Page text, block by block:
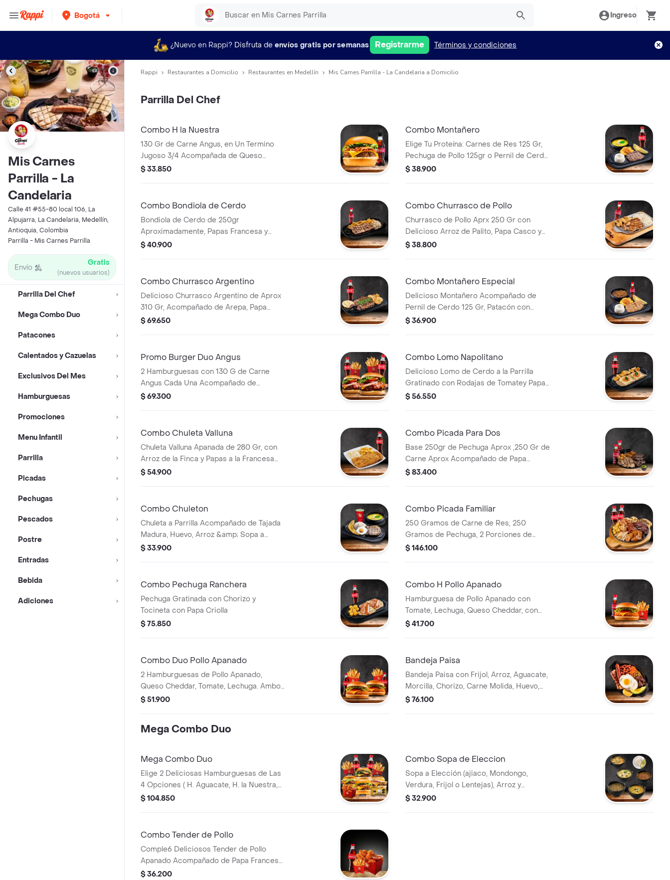
Bogotá Ingreso
¿Nuevo en Rappi? Disfruta de envíos gratis por semanas Registrarme Términos y condiciones
Mis Carnes
Parrilla - La
Candelaria
Calle 41 #55-80 local 106, La
Alpujarra, La Candelaria, Medellín,
Antioquia, Colombia
Parrilla - Mis Carnes Parrilla
Envío Gratis
(nuevos usuarios)
Parrilla Del Chef
Mega Combo Duo
Patacones
Calentados y Cazuelas
Exclusivos Del Mes
Hamburguesas
Promociones
Menu Infantil
Parrilla
Picadas
Pechugas
Pescados
Postre
Entradas
Bebida
Adiciones
Rappi Restaurantes a Domicilio Restaurantes en Medellín Mis Carnes Parrilla - La Candelaria a Domicilio
Parrilla Del Chef
Combo H la Nuestra
130 Gr de Carne Angus, en Un Termino
Jugoso 3/4 Acompañada de Queso
Cheddar, Lechuga y Tocineta Picada, con
$ 33.850
Combo Montañero
Elige Tu Proteína: Carnes de Res 125 Gr,
Pechuga de Pollo 125gr o Pernil de Cerdo
125gr Acompañada de Patacón con
$ 38.900
Combo Bondiola de Cerdo
Bondiola de Cerdo de 250gr
Aproximadamente, Papas Francesa y
Porción de Arroz con Fideos y Bebida de
$ 40.900
Combo Churrasco de Pollo
Churrasco de Pollo Aprx 250 Gr con
Delicioso Arroz de Palito, Papa Casco y
Bebida.
$ 38.800
Combo Churrasco Argentino
Delicioso Churrasco Argentino de Aprox
310 Gr, Acompañado de Arepa, Papa
Casco Crujiente, Un Toque de
$ 69.650
Combo Montañero Especial
Delicioso Montañero Acompañado de
Pernil de Cerdo 125 Gr, Patacón con
Hogao, Arroz, Aguacate, con Deliciosa
$ 36.900
Promo Burger Duo Angus
2 Hamburguesas con 130 G de Carne
Angus Cada Una Acompañado de
Cebolla, Tomate, Lechuga, Queso
$ 69.300
Combo Lomo Napolitano
Delicioso Lomo de Cerdo a la Parrilla
Gratinado con Rodajas de Tomatey Papa
en Casco con Bebida.
$ 56.550
Combo Chuleta Valluna
Chuleta Valluna Apanada de 280 Gr, con
Arroz de la Finca y Papas a la Francesa
Bebida
$ 54.900
Combo Picada Para Dos
Base 250gr de Pechuga Aprox ,250 Gr de
Carne Aprox Acompañado de Papa
Criolla, Plátano Maduro, Guacamole y 2
$ 83.400
Combo Chuleton
Chuleta a Parrilla Acompañado de Tajada
Madura, Huevo, Arroz &amp; Sopa a
Elección. Limonada
$ 33.900
Combo Picada Familiar
250 Gramos de Carne de Res, 250
Gramos de Pechuga, 2 Porciones de
Costilla Bbq, Chicharrón, Chorizo,
$ 146.100
Combo Pechuga Ranchera
Pechuga Gratinada con Chorizo y
Tocineta con Papa Criolla
$ 75.850
Combo H Pollo Apanado
Hamburguesa de Pollo Apanado con
Tomate, Lechuga, Queso Cheddar, con
Papas y Bebida
$ 41.700
Combo Duo Pollo Apanado
2 Hamburguesas de Pollo Apanado,
Queso Cheddar, Tomate, Lechuga. Ambos
Combos con Papas y Bebida
$ 51.900
Bandeja Paisa
Bandeja Paisa con Frijol, Arroz, Aguacate,
Morcilla, Chorizo, Carne Molida, Huevo,
Chicharrón Porcion y Arepa de Pincho.
$ 76.100
Mega Combo Duo
Mega Combo Duo
Elige 2 Deliciosas Hamburguesas de Las
4 Opciones ( H. Aguacate, H. la Nuestra,
H. Colombiana y H. Piedro) en Un Termino
Paquete de Trufas
$ 104.850
Combo Sopa de Eleccion
Sopa a Elección (ajiaco, Mondongo,
Verdura, Frijol o Lentejas), Arroz y
Aguacate
$ 32.900
Combo Tender de Pollo
Comple6 Deliciosos Tender de Pollo
Apanado Acompañado de Papa Francesa
Bebida
$ 36.200